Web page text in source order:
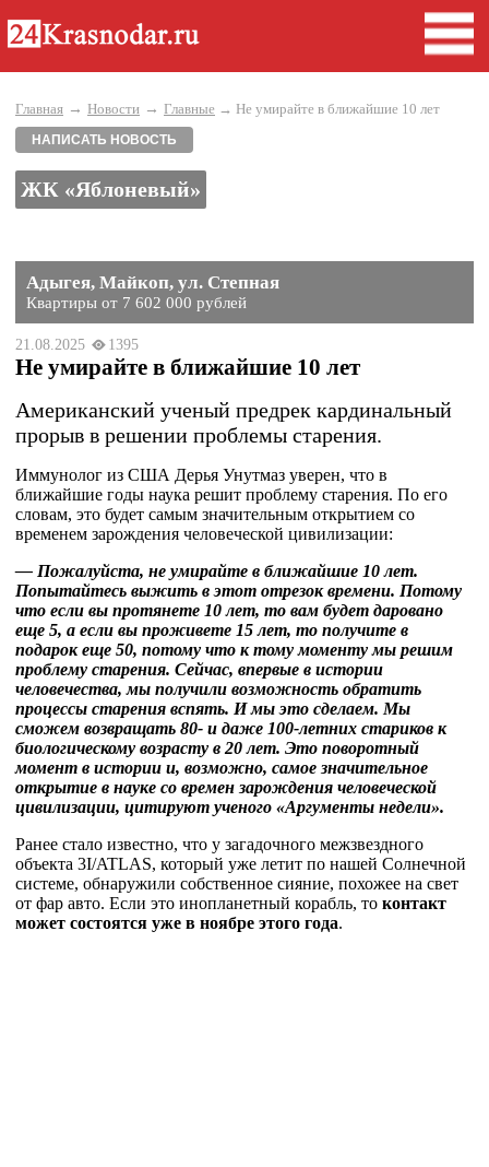
Главная → Новости → Главные → Не умирайте в ближайшие 10 лет
НАПИСАТЬ НОВОСТЬ
ЖК «Яблоневый»
Адыгея, Майкоп, ул. Степная
Квартиры от 7 602 000 рублей
21.08.2025 1395
Не умирайте в ближайшие 10 лет
Американский ученый предрек кардинальный
прорыв в решении проблемы старения.
Иммунолог из США Дерья Унутмаз уверен, что в
ближайшие годы наука решит проблему старения. По его
словам, это будет самым значительным открытием со
временем зарождения человеческой цивилизации:
— Пожалуйста, не умирайте в ближайшие 10 лет.
Попытайтесь выжить в этот отрезок времени. Потому
что если вы протянете 10 лет, то вам будет даровано
еще 5, а если вы проживете 15 лет, то получите в
подарок еще 50, потому что к тому моменту мы решим
проблему старения. Сейчас, впервые в истории
человечества, мы получили возможность обратить
процессы старения вспять. И мы это сделаем. Мы
сможем возвращать 80- и даже 100-летних стариков к
биологическому возрасту в 20 лет. Это поворотный
момент в истории и, возможно, самое значительное
открытие в науке со времен зарождения человеческой
цивилизации, цитируют ученого «Аргументы недели».
Ранее стало известно, что у загадочного межзвездного
объекта 3I/ATLAS, который уже летит по нашей Солнечной
системе, обнаружили собственное сияние, похожее на свет
от фар авто. Если это инопланетный корабль, то контакт
может состоятся уже в ноябре этого года.